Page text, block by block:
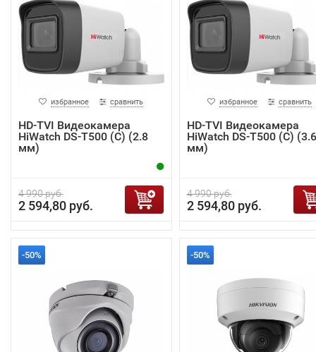
избранное сравнить
HD-TVI Видеокамера
HiWatch DS-T500 (C) (2.8
мм)
4 990 руб.
2 594,80 руб.
избранное сравнить
HD-TVI Видеокамера
HiWatch DS-T500 (C) (3.6
мм)
4 990 руб.
2 594,80 руб.
-50% -50%